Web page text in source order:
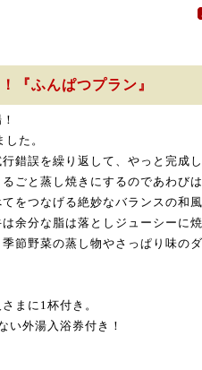
『ふんぱつプラン』
た。
錯誤を繰り返して、やっと完成
ごと蒸し焼きにするのであわび
をつなげる絶妙なバランスの和
余分な脂は落としジューシーに
節野菜の蒸し物やさっぱり味の
まに1杯付き。
外湯入浴券付き！